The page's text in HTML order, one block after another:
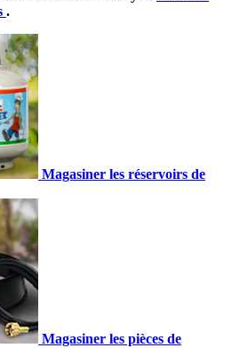
.
Magasiner les réservoirs de
Magasiner les pièces de